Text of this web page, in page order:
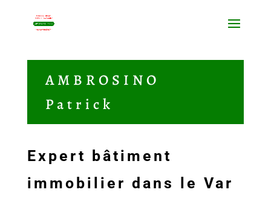
AMBROSINO
Patrick
Expert bâtiment
immobilier dans le Var